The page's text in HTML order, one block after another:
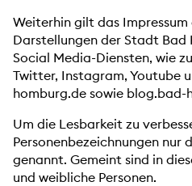
Weiterhin gilt das
Darstellungen der Stadt Bad
Social Media-Diensten, wie
Twitter, Instagram, Youtube
homburg.de sowie blog.bad-
Um die Lesbarkeit zu
Personenbezeichnungen nur
genannt. Gemeint sind in
und weibliche Personen.